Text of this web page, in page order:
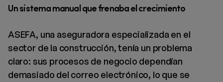
Un sistema manual que frenaba el crecimiento
ASEFA, una aseguradora especializada en el
sector de la construcción, tenía un problema
claro: sus procesos de negocio dependían
demasiado del correo electrónico, lo que se